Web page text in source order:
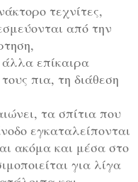
τεχνίτες,
από την
άλλα επίκαιρα
πια, τη διάθεση
τα σπίτια που
εγκαταλείπονται
ακόμα και μέσα στο
για λίγα